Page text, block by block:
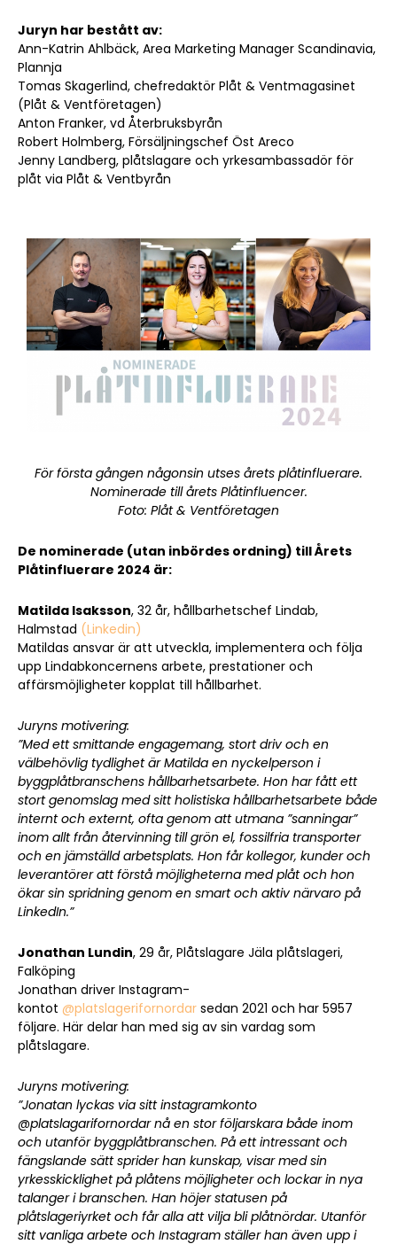
Juryn har bestått av:
Ann-Katrin Ahlbäck, Area Marketing Manager Scandinavia,
Plannja
Tomas Skagerlind, chefredaktör Plåt & Ventmagasinet
(Plåt & Ventföretagen)
Anton Franker, vd Återbruksbyrån
Robert Holmberg, Försäljningschef Öst Areco
Jenny Landberg, plåtslagare och yrkesambassadör för
plåt via Plåt & Ventbyrån
För första gången någonsin utses årets plåtinfluerare.
Nominerade till årets Plåtinfluencer.
Foto: Plåt & Ventföretagen
De nominerade (utan inbördes ordning) till Årets
Plåtinfluerare 2024 är:
Matilda Isaksson, 32 år, hållbarhetschef Lindab,
Halmstad (Linkedin)
Matildas ansvar är att utveckla, implementera och följa
upp Lindabkoncernens arbete, prestationer och
affärsmöjligheter kopplat till hållbarhet.
Juryns motivering:
”Med ett smittande engagemang, stort driv och en
välbehövlig tydlighet är Matilda en nyckelperson i
byggplåtbranschens hållbarhetsarbete. Hon har fått ett
stort genomslag med sitt holistiska hållbarhetsarbete både
internt och externt, ofta genom att utmana ”sanningar”
inom allt från återvinning till grön el, fossilfria transporter
och en jämställd arbetsplats. Hon får kollegor, kunder och
leverantörer att förstå möjligheterna med plåt och hon
ökar sin spridning genom en smart och aktiv närvaro på
LinkedIn.”
Jonathan Lundin, 29 år, Plåtslagare Jäla plåtslageri,
Falköping
Jonathan driver Instagram-
kontot @platslagerifornordar sedan 2021 och har 5957
följare. Här delar han med sig av sin vardag som
plåtslagare.
Juryns motivering:
”Jonatan lyckas via sitt instagramkonto
@platslagarifornordar nå en stor följarskara både inom
och utanför byggplåtbranschen. På ett intressant och
fängslande sätt sprider han kunskap, visar med sin
yrkesskicklighet på plåtens möjligheter och lockar in nya
talanger i branschen. Han höjer statusen på
plåtslageriyrket och får alla att vilja bli plåtnördar. Utanför
sitt vanliga arbete och Instagram ställer han även upp i